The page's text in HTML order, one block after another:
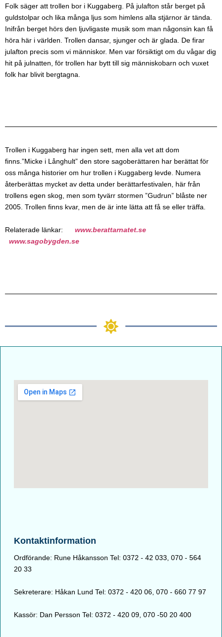
Folk säger att trollen bor i Kuggaberg. På julafton står berget på
guldstolpar och lika många ljus som himlens alla stjärnor är tända.
Inifrån berget hörs den ljuvligaste musik som man någonsin kan få
höra här i världen. Trollen dansar, sjunger och är glada. De firar
julafton precis som vi människor. Men var försiktigt om du vågar dig
hit på julnatten, för trollen har bytt till sig människobarn och vuxet
folk har blivit bergtagna.
Trollen i Kuggaberg har ingen sett, men alla vet att dom
finns.”Micke i Långhult” den store sagoberättaren har berättat för
oss många historier om hur trollen i Kuggaberg levde. Numera
återberättas mycket av detta under berättarfestivalen, här från
trollens egen skog, men som tyvärr stormen ”Gudrun” blåste ner
2005. Trollen finns kvar, men de är inte lätta att få se eller träffa.
Relaterade länkar: www.berattarnatet.se
www.sagobygden.se
Kontaktinformation
Ordförande: Rune Håkansson Tel: 0372 - 42 033, 070 - 564
20 33
Sekreterare: Håkan Lund Tel: 0372 - 420 06, 070 - 660 77 97
Kassör: Dan Persson Tel: 0372 - 420 09, 070 -50 20 400